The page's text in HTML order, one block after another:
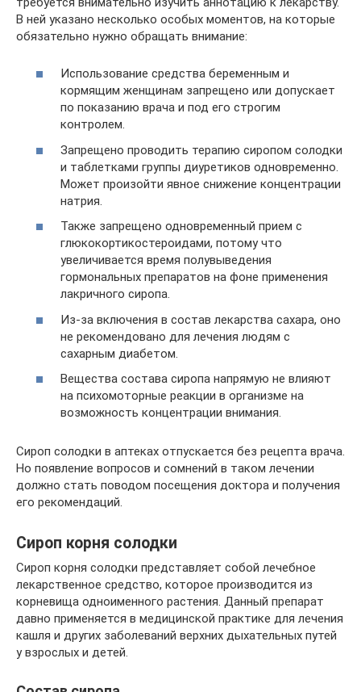
В ней указано несколько особых моментов, на которые
обязательно нужно обращать внимание:
Использование средства беременным и
кормящим женщинам запрещено или допускает
по показанию врача и под его строгим
контролем.
Запрещено проводить терапию сиропом солодки
и таблетками группы диуретиков одновременно.
Может произойти явное снижение концентрации
натрия.
Также запрещено одновременный прием с
глюкокортикостероидами, потому что
увеличивается время полувыведения
гормональных препаратов на фоне применения
лакричного сиропа.
Из-за включения в состав лекарства сахара, оно
не рекомендовано для лечения людям с
сахарным диабетом.
Вещества состава сиропа напрямую не влияют
на психомоторные реакции в организме на
возможность концентрации внимания.
Сироп солодки в аптеках отпускается без рецепта врача.
Но появление вопросов и сомнений в таком лечении
должно стать поводом посещения доктора и получения
его рекомендаций.
Сироп корня солодки
Сироп корня солодки представляет собой лечебное
лекарственное средство, которое производится из
корневища одноименного растения. Данный препарат
давно применяется в медицинской практике для лечения
кашля и других заболеваний верхних дыхательных путей
у взрослых и детей.